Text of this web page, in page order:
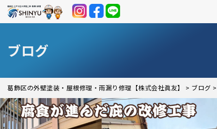
ブログ
葛飾区の外壁塗装・屋根修理・雨漏り修理【株式会社眞友】 > ブログ